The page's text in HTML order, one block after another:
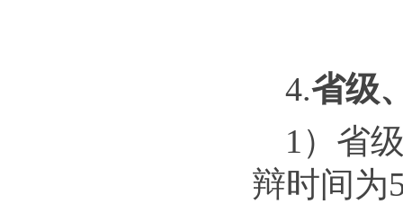
4.省级
1）省
辩时间为